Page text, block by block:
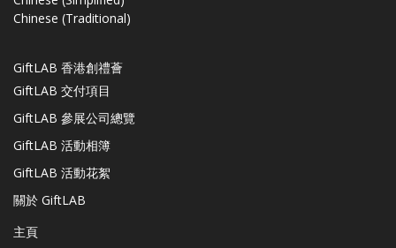
Chinese (Traditional)
GiftLAB 香港創禮薈
GiftLAB 交付項目
GiftLAB 參展公司總覽
GiftLAB 活動相簿
GiftLAB 活動花絮
關於 GiftLAB
主頁